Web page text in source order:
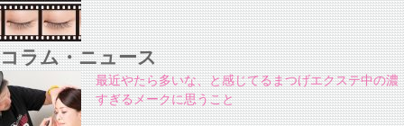
コラム・ニュース
最近やたら多いな、と感じてるまつげエクステ中の濃
すぎるメークに思うこと